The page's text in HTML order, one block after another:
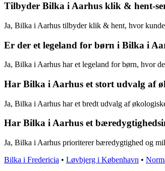
Tilbyder Bilka i Aarhus klik & hent-
Ja, Bilka i Aarhus tilbyder klik & hent, hvor
Er der et legeland for børn i Bilka i
Ja, Bilka i Aarhus har et legeland for børn, hvor
Har Bilka i Aarhus et stort udvalg af
Ja, Bilka i Aarhus har et bredt udvalg af
Har Bilka i Aarhus et
Ja, Bilka i Aarhus prioriterer bæredygtighed og
Bilka i Fredericia • Løvbjerg i København •